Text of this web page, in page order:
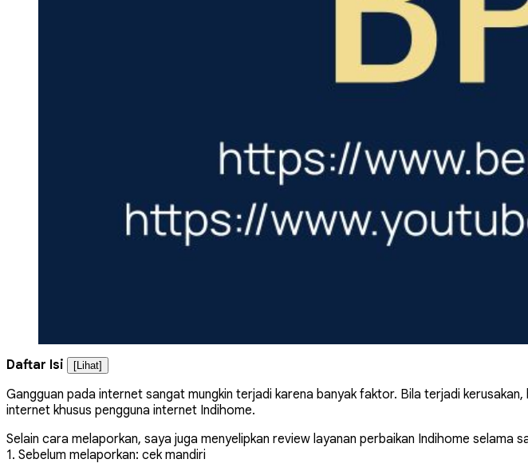
Daftar Isi [Lihat]
Gangguan pada internet sangat mungkin terjadi karena banyak faktor. Bila terjadi
internet khusus pengguna internet Indihome.
Selain cara melaporkan, saya juga menyelipkan review layanan perbaikan Indihome selama
1. Sebelum melaporkan: cek mandiri